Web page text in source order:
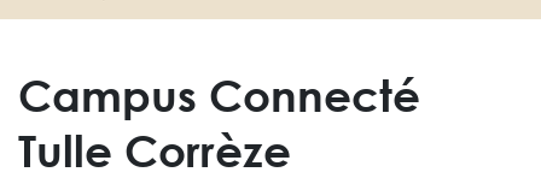
Campus Connecté
Tulle Corrèze